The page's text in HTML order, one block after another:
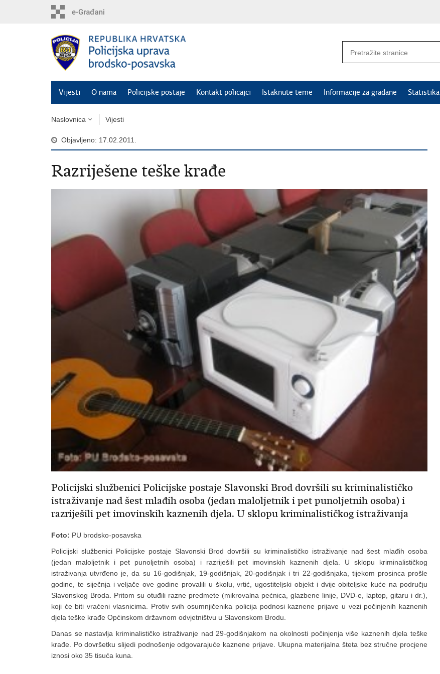
Vijesti O nama Policijske postaje Kontakt policajci Istaknute teme Informacije za građane Statistika
Naslovnica Vijesti
Objavljeno: 17.02.2011.
Razriješene teške krađe
Policijski službenici Policijske postaje Slavonski Brod dovršili su kriminalističko
istraživanje nad šest mlađih osoba (jedan maloljetnik i pet punoljetnih osoba) i
razriješili pet imovinskih kaznenih djela. U sklopu kriminalističkog istraživanja
Foto: PU brodsko-posavska
Policijski službenici Policijske postaje Slavonski Brod dovršili su kriminalističko istraživanje nad šest mlađih osoba
(jedan maloljetnik i pet punoljetnih osoba) i razriješili pet imovinskih kaznenih djela. U sklopu kriminalističkog
istraživanja utvrđeno je, da su 16-godišnjak, 19-godišnjak, 20-godišnjak i tri 22-godišnjaka, tijekom prosinca prošle
godine, te siječnja i veljače ove godine provalili u školu, vrtić, ugostiteljski objekt i dvije obiteljske kuće na području
Slavonskog Broda. Pritom su otuđili razne predmete (mikrovalna pećnica, glazbene linije, DVD-e, laptop, gitaru i dr.),
koji će biti vraćeni vlasnicima. Protiv svih osumnjičenika policija podnosi kaznene prijave u vezi počinjenih kaznenih
djela teške krađe Općinskom državnom odvjetništvu u Slavonskom Brodu.
Danas se nastavlja kriminalističko istraživanje nad 29-godišnjakom na okolnosti počinjenja više kaznenih djela teške
krađe. Po dovršetku slijedi podnošenje odgovarajuće kaznene prijave. Ukupna materijalna šteta bez stručne procjene
iznosi oko 35 tisuća kuna.